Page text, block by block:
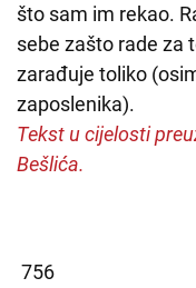
što sam im rekao.
sebe zašto rade za
zarađuje toliko
zaposlenika).
Tekst u cijelosti
Bešlića.
756